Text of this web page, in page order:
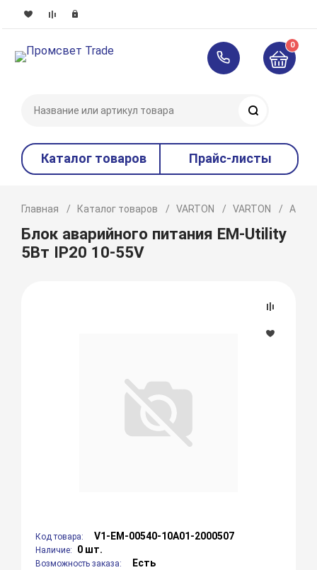
0
Каталог товаров Прайс-листы
Главная Каталог товаров VARTON VARTON
Блок аварийного питания EM-Utility
5Вт IP20 10-55V
Код товара: V1-EM-00540-10A01-2000507
Наличие: 0 шт.
Возможность заказа: Есть